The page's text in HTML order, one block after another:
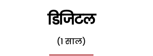
डिजिटल
(1 साल)